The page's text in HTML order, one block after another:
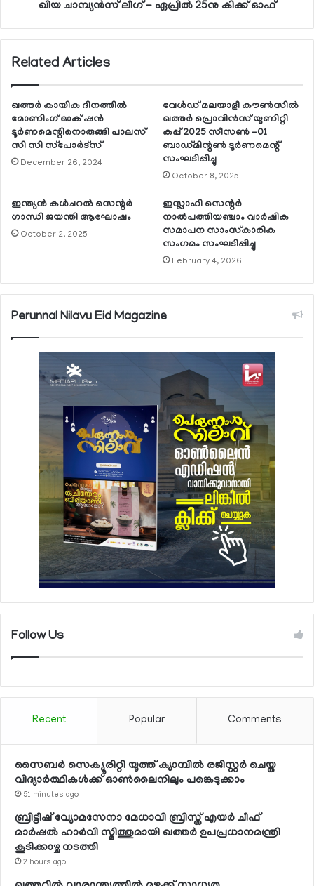
ഖിയ ചാമ്പ്യന്‍സ് ലീഗ് - ഏപ്രില്‍ 25നു കിക്ക് ഓഫ്
Related Articles
ഖത്തര്‍ കായിക ദിനത്തില്‍
മോണിംഗ് ഓക് ഷന്‍
ടൂര്‍ണമെന്റിനൊരുങ്ങി പാലസ്
സി സി സ്‌പോര്‍ട്‌സ്
December 26, 2024
വേള്‍ഡ് മലയാളീ കൗണ്‍സില്‍
ഖത്തര്‍ പ്രൊവിന്‍സ് യൂണിറ്റി
കപ്പ് 2025 സീസണ്‍ -01
ബാഡ്മിന്റണ്‍ ടൂര്‍ണമെന്റ്
സംഘടിപ്പിച്ചു
October 8, 2025
ഇന്ത്യന്‍ കള്‍ചറല്‍ സെന്റര്‍
ഗാന്ധി ജയന്തി ആഘോഷം
October 2, 2025
ഇസ്ലാഹി സെന്റര്‍
നാല്‍പത്തിയഞ്ചാം വാര്‍ഷിക
സമാപന സാംസ്‌കാരിക
സംഗമം സംഘടിപ്പിച്ചു
February 4, 2026
Perunnal Nilavu Eid Magazine
Follow Us
Recent Popular Comments
സൈബര്‍ സെക്യൂരിറ്റി യൂത്ത് ക്യാമ്പില്‍ രജിസ്റ്റര്‍ ചെയ്ത
വിദ്യാര്‍ത്ഥികള്‍ക്ക് ഓണ്‍ലൈനിലും പങ്കെടുക്കാം
51 minutes ago
ബ്രിട്ടീഷ് വ്യോമസേനാ മേധാവി ബ്രിസ്ത് എയര്‍ ചീഫ്
മാര്‍ഷല്‍ ഹാര്‍വി സ്മിത്തുമായി ഖത്തര്‍ ഉപപ്രധാനമന്ത്രി
കൂടിക്കാഴ്ച നടത്തി
2 hours ago